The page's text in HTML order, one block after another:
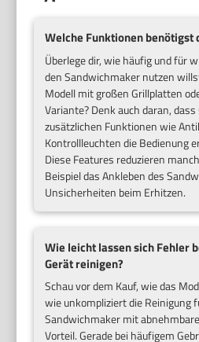
Welche Funktionen benötigst
Überlege dir, wie häufig und für
den Sandwichmaker nutzen
Modell mit großen Grillplatten
Variante? Denk auch daran,
zusätzlichen Funktionen wie
Kontrollleuchten die Bedienung
Diese Features reduzieren
Beispiel das Ankleben des
Unsicherheiten beim Erhitzen.
Wie leicht lassen sich Fehler
Gerät reinigen?
Schau vor dem Kauf, wie das
wie unkompliziert die Reinigung
Sandwichmaker mit
Vorteil. Gerade bei häufigem